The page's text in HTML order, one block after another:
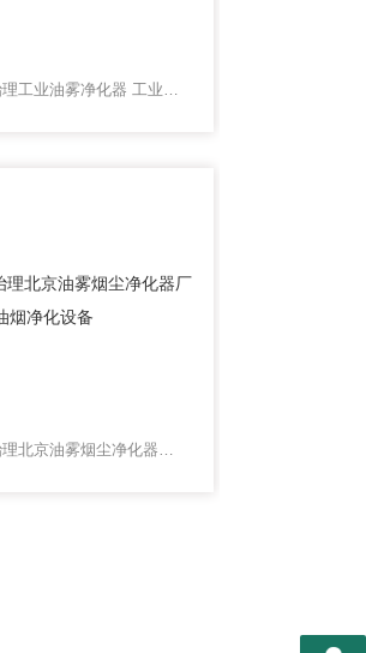
废气治理工业油雾净化器 工业废气处理设备
油烟治理北京油雾烟尘净化器厂家直销 油烟净化设备